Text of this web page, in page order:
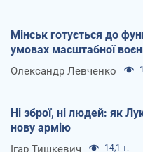
Мінськ готується до
умовах масштабної
Олександр Левченко
Ні зброї, ні людей: як
нову армію
Ігар Тишкевич 14,1 т.